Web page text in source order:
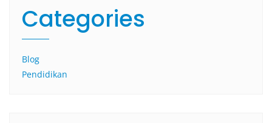
Categories
Blog
Pendidikan